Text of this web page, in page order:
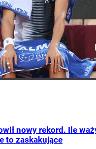
nowy rekord. Ile
to zaskakujące